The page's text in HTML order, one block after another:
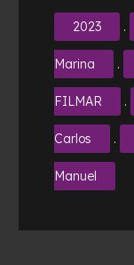
2023 .
Marina .
FILMAR .
Carlos .
Manuel